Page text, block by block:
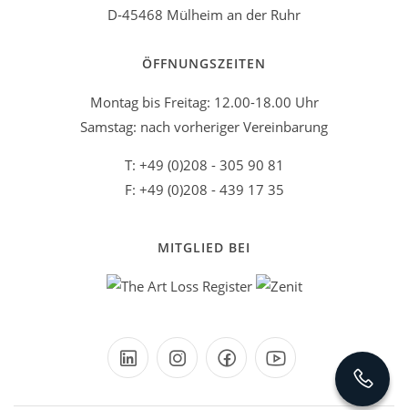
D-45468 Mülheim an der Ruhr
ÖFFNUNGSZEITEN
Montag bis Freitag: 12.00-18.00 Uhr
Samstag: nach vorheriger Vereinbarung
T: +49 (0)208 - 305 90 81
F: +49 (0)208 - 439 17 35
MITGLIED BEI